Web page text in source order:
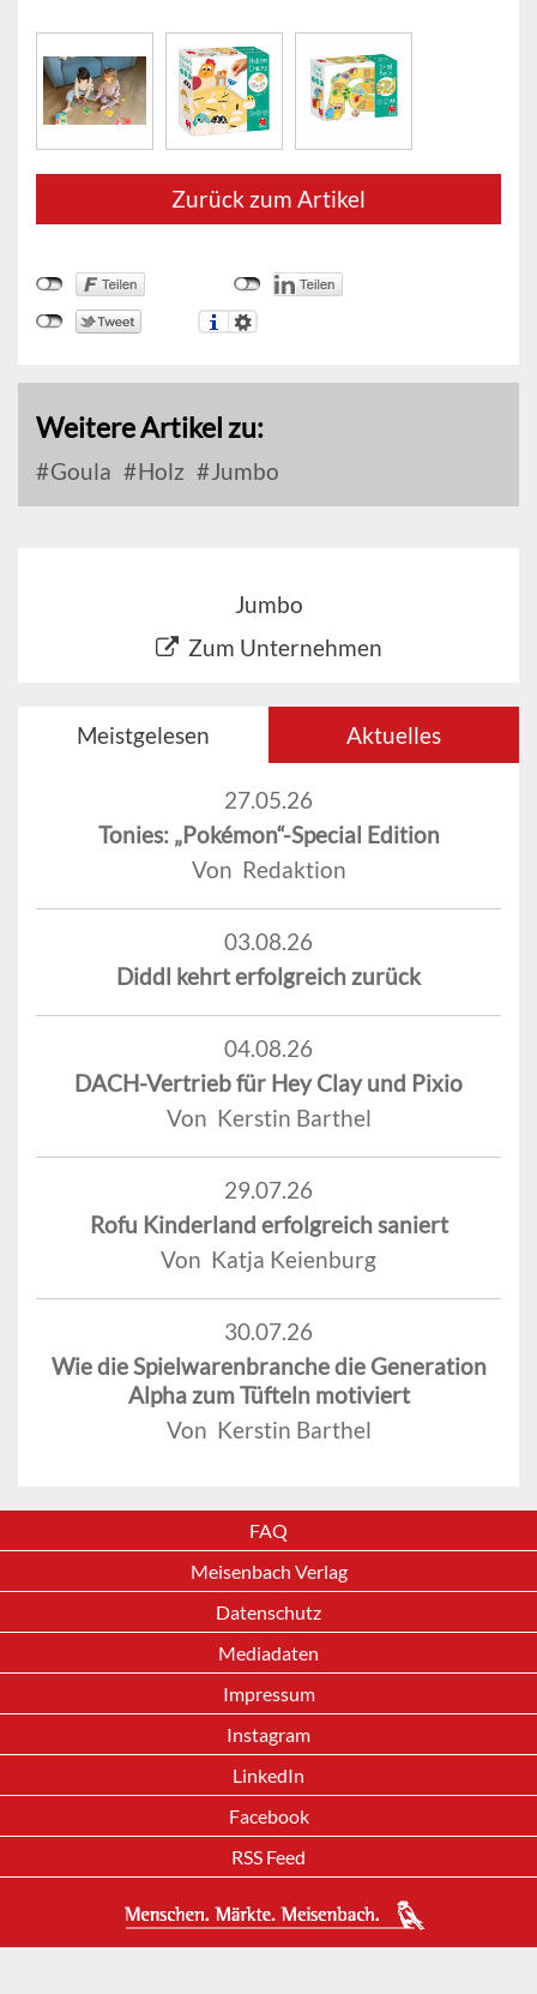
Zurück zum Artikel
Weitere Artikel zu:
Goula Holz Jumbo
Jumbo
Zum Unternehmen
Meistgelesen Aktuelles
27.05.26
Tonies: „Pokémon“-Special Edition
Von Redaktion
03.08.26
Diddl kehrt erfolgreich zurück
04.08.26
DACH-Vertrieb für Hey Clay und Pixio
Von Kerstin Barthel
29.07.26
Rofu Kinderland erfolgreich saniert
Von Katja Keienburg
30.07.26
Wie die Spielwarenbranche die Generation
Alpha zum Tüfteln motiviert
Von Kerstin Barthel
FAQ
Meisenbach Verlag
Datenschutz
Mediadaten
Impressum
Instagram
LinkedIn
Facebook
RSS Feed